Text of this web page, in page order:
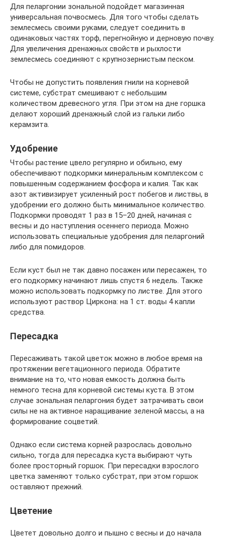
Для пеларгонии зональной подойдет магазинная
универсальная почвосмесь. Для того чтобы сделать
землесмесь своими руками, следует соединить в
одинаковых частях торф, перегнойную и дерновую почву.
Для увеличения дренажных свойств и рыхлости
землесмесь соединяют с крупнозернистым песком.
Чтобы не допустить появления гнили на корневой
системе, субстрат смешивают с небольшим
количеством древесного угля. При этом на дне горшка
делают хороший дренажный слой из гальки либо
керамзита.
Удобрение
Чтобы растение цвело регулярно и обильно, ему
обеспечивают подкормки минеральным комплексом с
повышенным содержанием фосфора и калия. Так как
азот активизирует усиленный рост побегов и листвы, в
удобрении его должно быть минимальное количество.
Подкормки проводят 1 раз в 15–20 дней, начиная с
весны и до наступления осеннего периода. Можно
использовать специальные удобрения для пеларгоний
либо для помидоров.
Если куст был не так давно посажен или пересажен, то
его подкормку начинают лишь спустя 6 недель. Также
можно использовать подкормку по листве. Для этого
используют раствор Циркона: на 1 ст. воды 4 капли
средства.
Пересадка
Пересаживать такой цветок можно в любое время на
протяжении вегетационного периода. Обратите
внимание на то, что новая емкость должна быть
немного тесна для корневой системы куста. В этом
случае зональная пеларгония будет затрачивать свои
силы не на активное наращивание зеленой массы, а на
формирование соцветий.
Однако если система корней разрослась довольно
сильно, тогда для пересадка куста выбирают чуть
более просторный горшок. При пересадки взрослого
цветка заменяют только субстрат, при этом горшок
оставляют прежний.
Цветение
Цветет довольно долго и пышно с весны и до начала